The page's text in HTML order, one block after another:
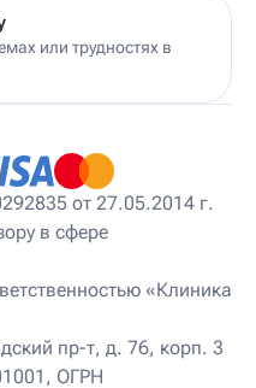
или трудностях в
от 27.05.2014 г.
в сфере
«Клиника
пр-т, д. 76, корп. 3
ОГРН